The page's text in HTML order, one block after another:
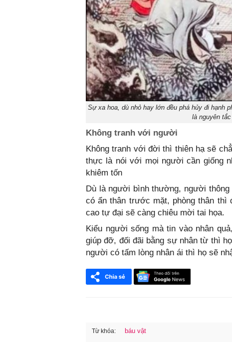
Sự xa hoa, dù nhỏ hay lớn đều phá hủy đi hạnh
là nguyên
Không tranh với người
Không tranh với đời thì thiên hạ sẽ
thực là nói với mọi người cần giống
khiêm tốn
Dù là người bình thường, người
có ẩn thân trước mặt, phòng thân
cao tự đại sẽ càng chiêu mời tai họa.
Kiểu người sống mà tin vào nhân
giúp đỡ, đối đãi bằng sự nhân từ thì
người có tấm lòng nhân ái thì họ sẽ
Từ khóa: báu vật